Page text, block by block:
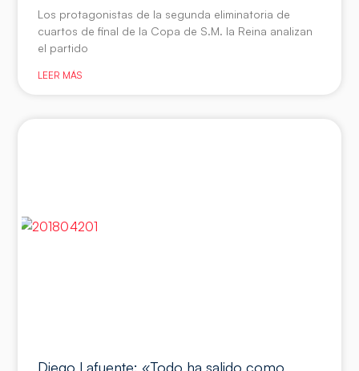
Los protagonistas de la segunda eliminatoria de
cuartos de final de la Copa de S.M. la Reina analizan
el partido
LEER MÁS
Diego Lafuente: «Todo ha salido como